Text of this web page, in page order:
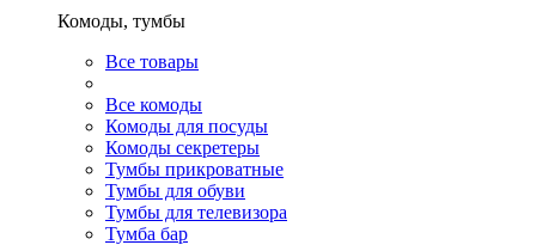
Комоды, тумбы
Все товары
Все комоды
Комоды для посуды
Комоды секретеры
Тумбы прикроватные
Тумбы для обуви
Тумбы для телевизора
Тумба бар